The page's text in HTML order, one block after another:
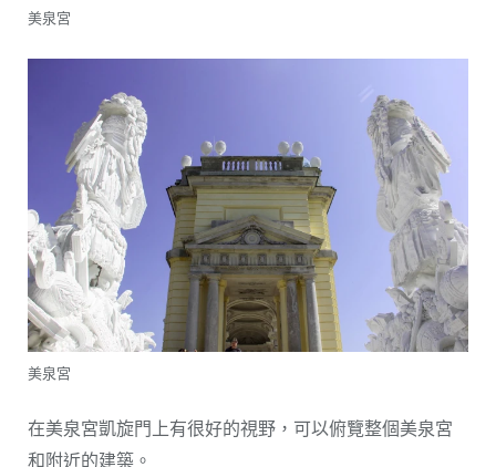
美泉宮
美泉宮
在美泉宮凱旋門上有很好的視野，可以俯覽整個美泉宮
和附近的建築。